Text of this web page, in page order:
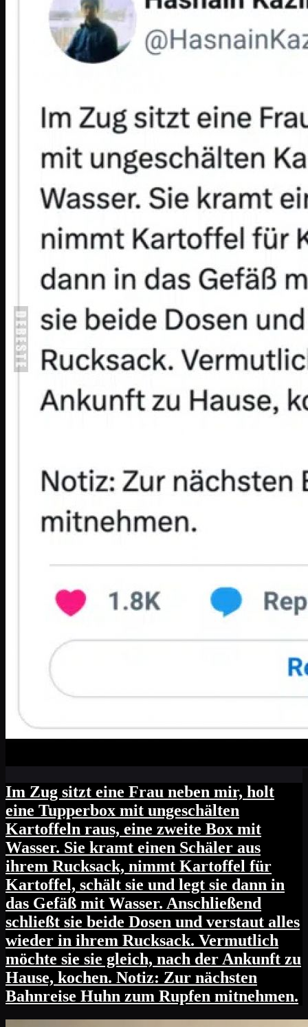
Im Zug sitzt eine Frau neben mir, holt
eine Tupperbox mit ungeschälten
Kartoffeln raus, eine zweite Box mit
Wasser. Sie kramt einen Schäler aus
ihrem Rucksack, nimmt Kartoffel für
Kartoffel, schält sie und legt sie dann in
das Gefäß mit Wasser. Anschließend
schließt sie beide Dosen und verstaut alles
wieder in ihrem Rucksack. Vermutlich
möchte sie sie gleich, nach der Ankunft zu
Hause, kochen. Notiz: Zur nächsten
Bahnreise Huhn zum Rupfen mitnehmen.